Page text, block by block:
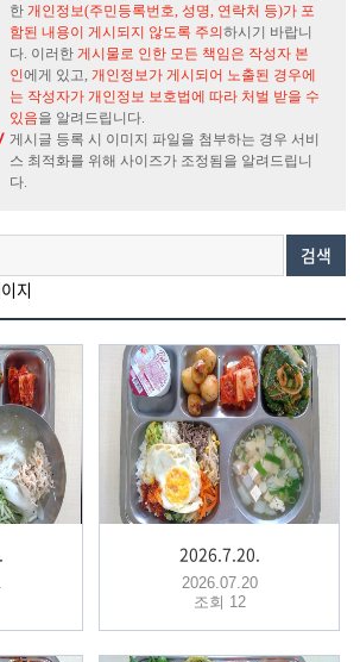
한 개인정보(주민등록번호, 성명, 연락처 등)가 포
함된 내용이 게시되지 않도록 주의 하시기 바랍니
다. 이러한 게시물로 인한 모든 책임은 작성자 본
인에게 있고, 개인정보가 게시되어 노출된 경우에
는 작성자가 개인정보 보호법에 따라 처벌 받을 수
있음을 알려드립니다.
게시글 등록 시 이미지 파일을 첨부하는 경우 서비
스 최적화를 위해 사이즈가 조정됨을 알려드립니
다.
지
검색
2026.7.20.
2026.07.20
조회 12